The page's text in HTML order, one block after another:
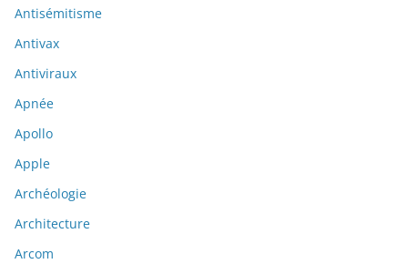
Antisémitisme
Antivax
Antiviraux
Apnée
Apollo
Apple
Archéologie
Architecture
Arcom